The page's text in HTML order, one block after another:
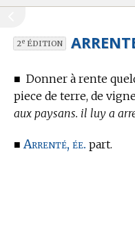
2eÉDITION
■ Donner à rente
piece de terre, de
aux paysans. il luy a
■Arrenté, ée. part.